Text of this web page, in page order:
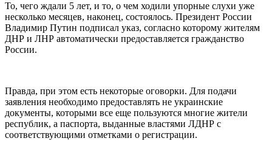
То, чего ждали 5 лет, и то, о чем ходили упорные слухи уже
несколько месяцев, наконец, состоялось. Президент России
Владимир Путин подписал указ, согласно которому жителям
ДНР и ЛНР автоматически предоставляется гражданство
России.
Правда, при этом есть некоторые оговорки. Для подачи
заявления необходимо предоставлять не украинские
документы, которыми все еще пользуются многие жители
республик, а паспорта, выданные властями ЛДНР с
соответствующими отметками о регистрации.